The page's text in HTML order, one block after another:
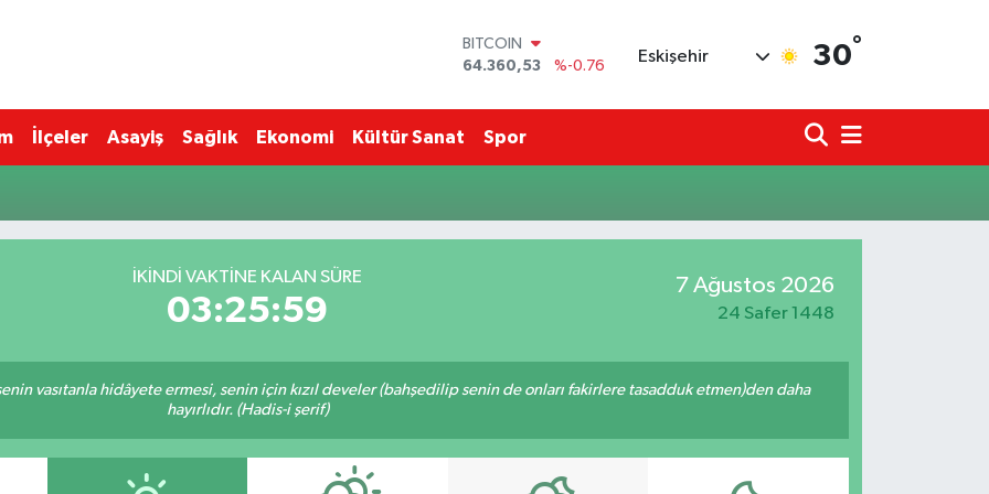
BITCOIN
64.360,53
%-0.76
47,7069
%0.17
EURO
GRAM ALTIN
6618.49
%2.12
Eskişehir 30°
İlçeler Asayiş Sağlık Ekonomi Kültür Sanat Spor
İKINDI VAKTINE KALAN SÜRE
03:25:59
7 Ağustos 2026
24 Safer 1448
vasıtanla hidâyete ermesi, senin için kızıl develer (bahşedilip senin de onları fakirlere tasadduk etmen)den daha
hayırlıdır. (Hadis-i şerif)